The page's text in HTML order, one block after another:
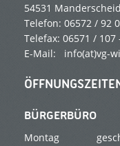
54531 Manderscheid
Telefon: 06572 / 92
Telefax: 06571 / 107
E-Mail: info(at)vg-
BÜRGERBÜRO
Montag